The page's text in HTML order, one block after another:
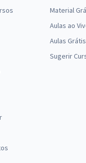
o Cargo 7: Especialista
- Analista Superior -
à vista
R$20,66
Brasileiras S.A -
Material
Aulas ao
Aulas Grátis
Sugerir